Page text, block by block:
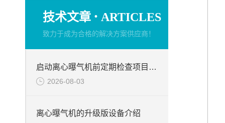
技术文章 · ARTICLES
致力于成为合格的解决方案供应商！
启动离心曝气机前定期检查项目分析
2026-08-03
离心曝气机的升级版设备介绍